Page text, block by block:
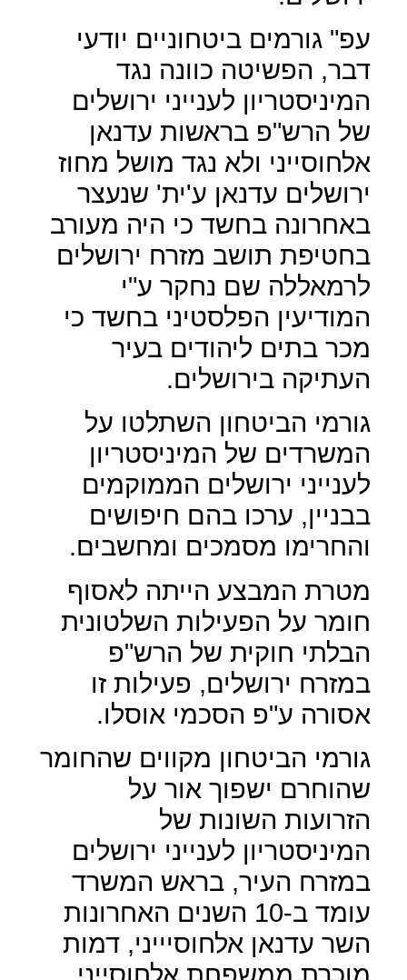
עפ" גורמים ביטחוניים יודעי
דבר, הפשיטה כוונה נגד
המיניסטריון לענייני ירושלים
של הרש"פ בראשות עדנאן
אלחוסייני ולא נגד מושל מחוז
ירושלים עדנאן ע'ית' שנעצר
באחרונה בחשד כי היה מעורב
בחטיפת תושב מזרח ירושלים
לרמאללה שם נחקר ע"י
המודיעין הפלסטיני בחשד כי
מכר בתים ליהודים בעיר
העתיקה בירושלים.
גורמי הביטחון השתלטו על
המשרדים של המיניסטריון
לענייני ירושלים הממוקמים
בבניין, ערכו בהם חיפושים
והחרימו מסמכים ומחשבים.
מטרת המבצע הייתה לאסוף
חומר על הפעילות השלטונית
הבלתי חוקית של הרש"פ
במזרח ירושלים, פעילות זו
אסורה ע"פ הסכמי אוסלו.
גורמי הביטחון מקווים שהחומר
שהוחרם ישפוך אור על
הזרועות השונות של
המיניסטריון לענייני ירושלים
במזרח העיר, בראש המשרד
עומד ב-10 השנים האחרונות
השר עדנאן אלחוסיייני, דמות